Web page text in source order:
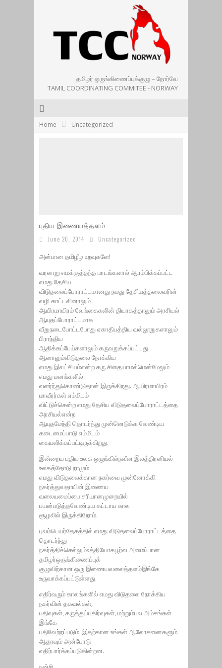
தமிழர் ஒருங்கிணைப்புக்குழு – நோர்வே
TAMIL COORDINATING COMMITEE - NORWAY
Home Uncategorized
புதிய இணையத்தளம்
June 20, 2014 Uncategorized
அன்பான தமிழீழ உறவுகளே!
வரலாறு எமக்குத்தந்த பாடங்களால் ஆரம்பிக்கப்பட்ட
எமது தேசிய
விடுதலைப்போராட்டமானது நமது தேசியத்தலைவரின்
வழி காட்டலினாலும்
ஆயிரமாயிரம் வேங்கைகளின் தியாகத்தாலும் அரசியல்
ஆயுதப்போராட்டமாக
வீறுநடைபோட்டபோது ஏகாதிபத்திய வல்லூறுகளாலும்
பிராந்திய
ஆதிக்கப்பேய்களாலும் கருவறுக்கப்பட்டது.
ஆனாலும்விடுதலை நோக்கிய
எமது இலட்சியம்என்ற கரு சிதையாமல்மென்மேலும்
எமது மனங்களில்
வளர்ந்துகொண்டுதான் இருக்கிறது. ஆயிரமாயிரம்
மாவீரர்கள் எம்மிடம்
விட்டுச்சென்ற எமது தேசிய விடுதலைப்போராட்டத்தை
அரசியல்என்ற
ஆயுதமேந்தி தொடர்ந்து முன்னெடுக்க வேண்டிய
கடைமைப்பாடு எம்மிடம்
கையளிக்கப்பட்டிருக்கிறது.
இன்றைய புதிய உலக ஒழுங்கில்நவீன இலத்திரனியல்
உலகத்தோடு நாமும்
எமது விடுதலைக்கான நகர்வை முன்னோக்கி
நகர்த்துவதாயின் இணைய
வலையமைப்பை சரியானமுறையில்
பயன்படுத்தவேண்டிய கட்டாய கால
சூழலில் இருக்கிறோம்.
புலம்பெயர்தேசத்தில் எமது விடுதலைப்போராட்டத்தை
தொடர்ந்து
நகர்த்திச்செல்லும்உத்தியோகபூர்வ அமைப்பான
தமிழர்ஒருங்கிணைப்புக்
குழுவிற்கான ஒரு இணையவலைத்தளம்இங்கே
உருவாக்கப்பட்டுள்ளது.
எதிர்வரும் காலங்களில் எமது விடுதலை நோக்கிய
நகர்வின் தகவல்கள்,
பதிவுகள், கருத்துப்பகிர்வுகள், மற்றும்பல அம்சங்கள்
இங்கே
பதிவேற்றப்படும். இதற்கான உங்கள் ஆலோசனைகளும்
ஆதரவும் அன்போடு
எதிர்பார்க்கப்படுகின்றன.